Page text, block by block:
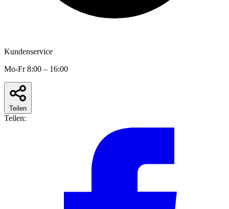
Kundenservice
Mo-Fr 8:00 – 16:00
Teilen
Teilen: